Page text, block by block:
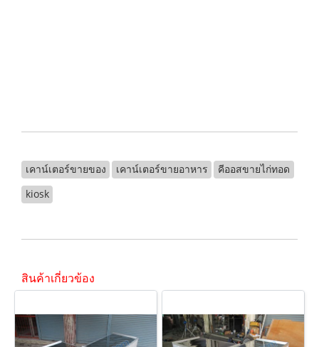
เคาน์เตอร์ขายของ เคาน์เตอร์ขายอาหาร
คีออสขายไก่ทอด
kiosk
สินค้าเกี่ยวข้อง